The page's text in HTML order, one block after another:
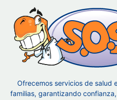
Ofrecemos servicios de salud
familias, garantizando